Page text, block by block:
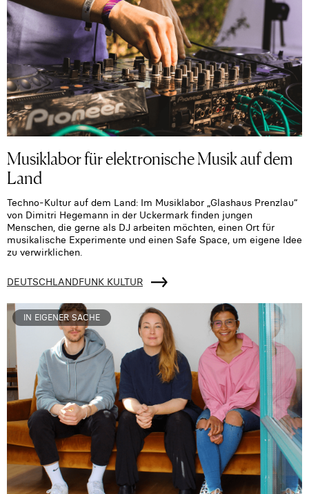
Musiklabor für elektronische Musik auf dem
Land
Techno-Kultur auf dem Land: Im Musiklabor „Glashaus Prenzlau“
von Dimitri Hegemann in der Uckermark finden jungen
Menschen, die gerne als DJ arbeiten möchten, einen Ort für
musikalische Experimente und einen Safe Space, um eigene Idee
zu verwirklichen.
DEUTSCHLANDFUNK KULTUR
IN EIGENER SACHE